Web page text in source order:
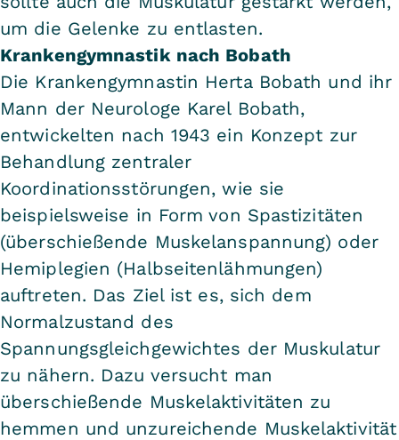
um die Gelenke zu entlasten.
Krankengymnastik nach Bobath
Die Krankengymnastin Herta Bobath und ihr
Mann der Neurologe Karel Bobath,
entwickelten nach 1943 ein Konzept zur
Behandlung zentraler
Koordinationsstörungen, wie sie
beispielsweise in Form von Spastizitäten
(überschießende Muskelanspannung) oder
Hemiplegien (Halbseitenlähmungen)
auftreten. Das Ziel ist es, sich dem
Normalzustand des
Spannungsgleichgewichtes der Muskulatur
zu nähern. Dazu versucht man
überschießende Muskelaktivitäten zu
hemmen und unzureichende Muskelaktivität